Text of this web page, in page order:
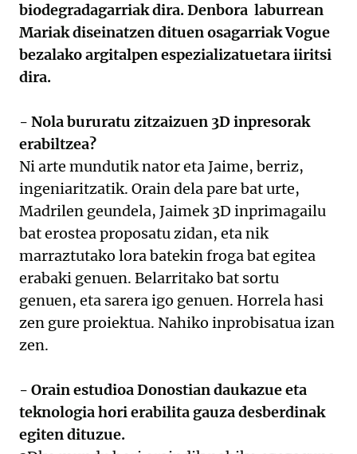
biodegradagarriak dira. Denbora laburrean
Mariak diseinatzen dituen osagarriak Vogue
bezalako argitalpen espezializatuetara iiritsi
dira.
- Nola bururatu zitzaizuen 3D inpresorak
erabiltzea?
Ni arte mundutik nator eta Jaime, berriz,
ingeniaritzatik. Orain dela pare bat urte,
Madrilen geundela, Jaimek 3D inprimagailu
bat erostea proposatu zidan, eta nik
marraztutako lora batekin froga bat egitea
erabaki genuen. Belarritako bat sortu
genuen, eta sarera igo genuen. Horrela hasi
zen gure proiektua. Nahiko inprobisatua izan
zen.
- Orain estudioa Donostian daukazue eta
teknologia hori erabilita gauza desberdinak
egiten dituzue.